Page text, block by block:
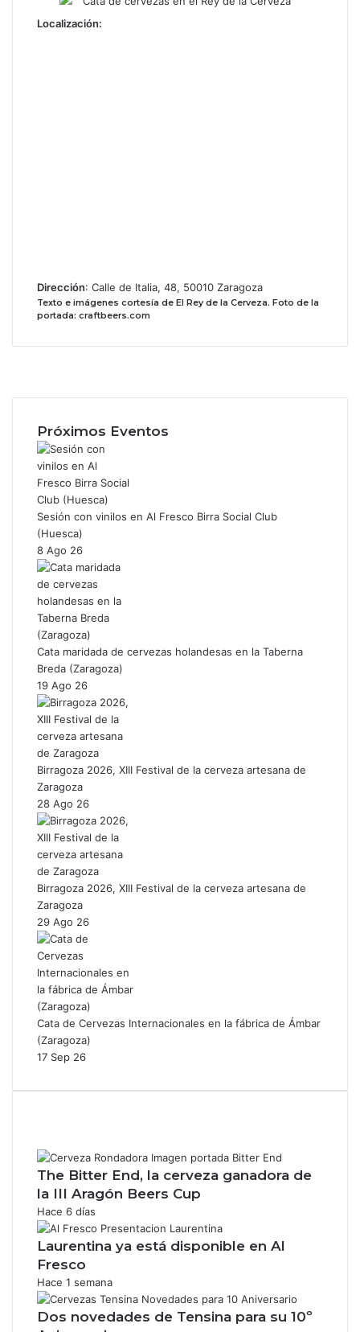
Localización:
Dirección: Calle de Italia, 48, 50010 Zaragoza
Texto e imágenes cortesía de El Rey de la Cerveza. Foto de la
portada: craftbeers.com
Próximos Eventos
Sesión con vinilos en Al Fresco Birra Social Club
(Huesca)
8 Ago 26
Cata maridada de cervezas holandesas en la Taberna
Breda (Zaragoza)
19 Ago 26
Birragoza 2026, XIII Festival de la cerveza artesana de
Zaragoza
28 Ago 26
Birragoza 2026, XIII Festival de la cerveza artesana de
Zaragoza
29 Ago 26
Cata de Cervezas Internacionales en la fábrica de Ámbar
(Zaragoza)
17 Sep 26
The Bitter End, la cerveza ganadora de
la III Aragón Beers Cup
Hace 6 días
Laurentina ya está disponible en Al
Fresco
Hace 1 semana
Dos novedades de Tensina para su 10º